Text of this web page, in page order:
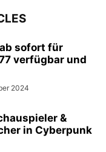
sofort für
verfügbar und
2024
&
in Cyberpunk